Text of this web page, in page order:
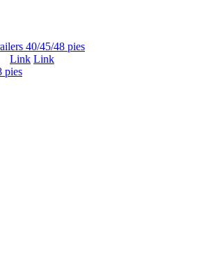
Link Link
pies